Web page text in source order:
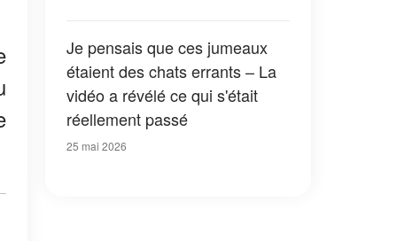
Je pensais que ces jumeaux
étaient des chats errants – La
vidéo a révélé ce qui s'était
réellement passé
25 mai 2026